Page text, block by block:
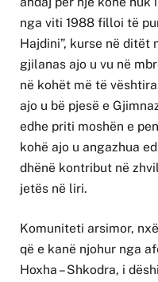
nga viti 1988 filloi të
Hajdini”, kurse në ditët
gjilanas ajo u vu në
në kohët më të
ajo u bë pjesë e
edhe priti moshën e
kohë ajo u angazhua
dhënë kontribut në
jetës në liri.
Komuniteti arsimor,
që e kanë njohur nga
Hoxha – Shkodra, i